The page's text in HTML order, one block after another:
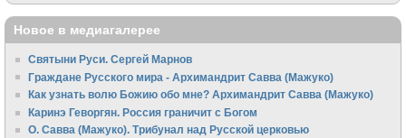
Новое в медиагалерее
Святыни Руси. Сергей Марнов
Граждане Русского мира - Архимандрит Савва (Мажуко)
Как узнать волю Божию обо мне? Архимандрит Савва (Мажуко)
Каринэ Геворгян. Россия граничит с Богом
О. Савва (Мажуко). Трибунал над Русской церковью